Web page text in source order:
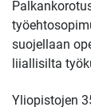
suojellaan
liiallisilta
Yliopistojen